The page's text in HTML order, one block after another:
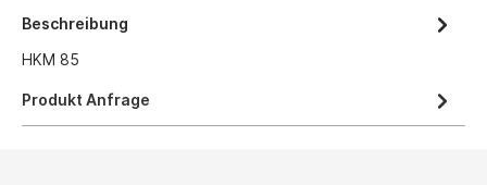
Beschreibung
HKM 85
Produkt Anfrage